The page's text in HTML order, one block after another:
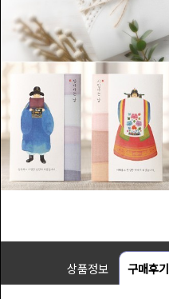
상품정보 구매후기